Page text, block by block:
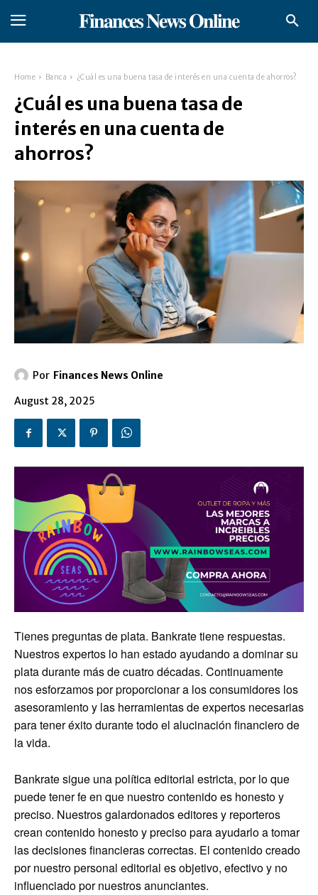
𝐅𝐢𝐧𝐚𝐧𝐜𝐞𝐬 𝐍𝐞𝐰𝐬 𝐎𝐧𝐥𝐢𝐧𝐞
Home Banca ¿Cuál es una buena tasa de interés en una cuenta de ahorros?
¿Cuál es una buena tasa de
interés en una cuenta de
ahorros?
Por Finances News Online
August 28, 2025
Tienes preguntas de plata. Bankrate tiene respuestas.
Nuestros expertos lo han estado ayudando a dominar su
plata durante más de cuatro décadas. Continuamente
nos esforzamos por proporcionar a los consumidores los
asesoramiento y las herramientas de expertos necesarias
para tener éxito durante todo el alucinación financiero de
la vida.
Bankrate sigue una política editorial estricta, por lo que
puede tener fe en que nuestro contenido es honesto y
preciso. Nuestros galardonados editores y reporteros
crean contenido honesto y preciso para ayudarlo a tomar
las decisiones financieras correctas. El contenido creado
por nuestro personal editorial es objetivo, efectivo y no
influenciado por nuestros anunciantes.